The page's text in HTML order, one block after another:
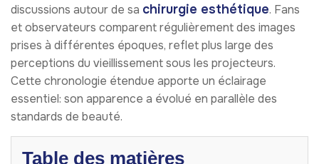
discussions autour de sa chirurgie esthétique. Fans
et observateurs comparent régulièrement des images
prises à différentes époques, reflet plus large des
perceptions du vieillissement sous les projecteurs.
Cette chronologie étendue apporte un éclairage
essentiel: son apparence a évolué en parallèle des
standards de beauté.
Table des matières